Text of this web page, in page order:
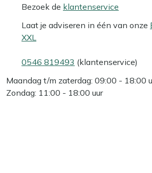
Bezoek de klantenservice
Laat je adviseren in één van onze
XXL
0546 819493 (klantenservice)
Maandag t/m zaterdag: 09:00 - 18:00
Zondag: 11:00 - 18:00 uur